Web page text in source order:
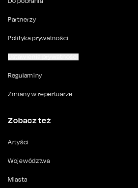
Partnerzy
Polityka prywatności
Regulaminy
Zmiany w repertuarze
Zobacz też
Artyści
Województwa
Miasta